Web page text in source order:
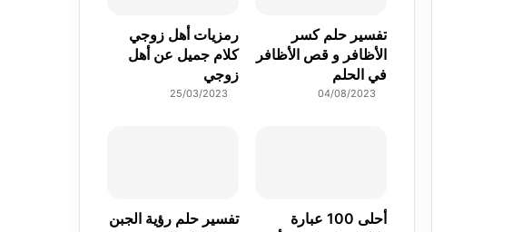
تفسير حلم كسر
الأظافر و قص الأظافر
في الحلم
04/08/2023
رمزيات أهل زوجي
كلام جميل عن أهل
زوجي
25/03/2023
أحلى 100 عبارة
تفسير حلم رؤية الجبن